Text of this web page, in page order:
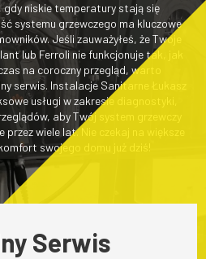
gdy niskie temperatury stają się
systemu grzewczego ma kluczowe
Jeśli zauważyłeś, że Twoje
lub Ferroli nie funkcjonuje tak, jak
na coroczny przegląd, warto
serwis. Instalacje Sanitarne Łukasz
usługi w zakresie diagnostyki,
aby Twój system grzewczy
przez wiele lat. Nie czekaj na większe
swojego domu już dziś!
Serwis